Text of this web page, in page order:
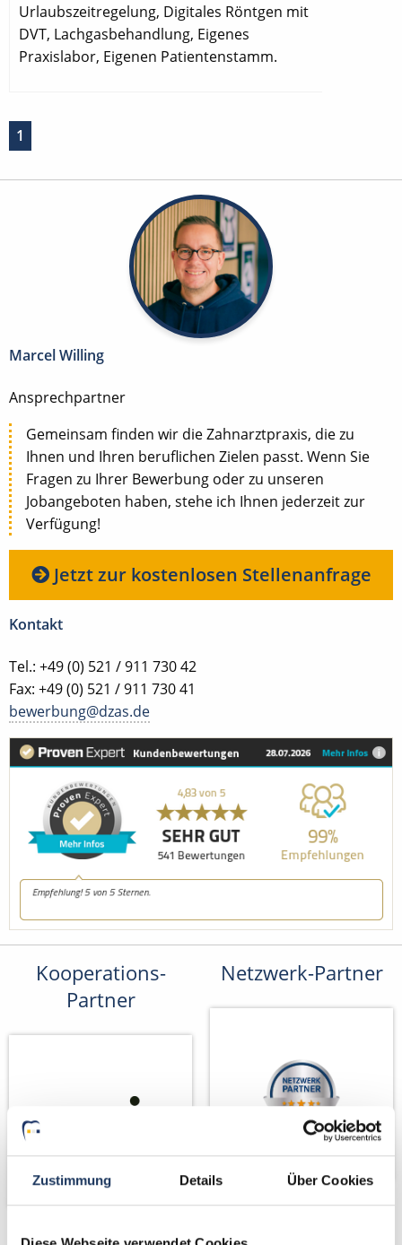
Zustimmung Details Über Cookies
Urlaubszeitregelung, Digitales Röntgen mit
DVT, Lachgasbehandlung, Eigenes
Praxislabor, Eigenen Patientenstamm.
1
Marcel Willing
Ansprechpartner
Gemeinsam finden wir die Zahnarztpraxis, die zu
Ihnen und Ihren beruflichen Zielen passt. Wenn Sie
Fragen zu Ihrer Bewerbung oder zu unseren
Jobangeboten haben, stehe ich Ihnen jederzeit zur
Verfügung!
Jetzt zur kostenlosen Stellenanfrage
Kontakt
Tel.: +49 (0) 521 / 911 730 42
Fax: +49 (0) 521 / 911 730 41
bewerbung@dzas.de
Kooperations-
Partner
Netzwerk-Partner